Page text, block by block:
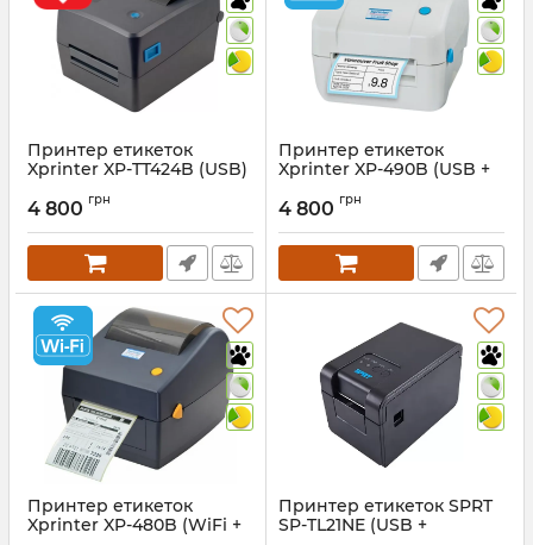
Принтер етикеток
Xprinter XP-TT424B (USB)
4 800 грн
Принтер етикеток
Xprinter XP-490B (USB +
Артикул: 1340
4 800 грн
Принтер етикеток
Xprinter XP-480B (WiFi +
Принтер етикеток SPRT
SP-TL21NE (USB +